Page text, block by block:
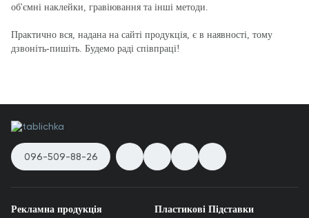
об'ємні наклейки, гравіювання та інші методи.
Практично вся, надана на сайті продукція, є в наявності, тому
дзвоніть-пишіть. Будемо раді співпраці!
096-509-88-26
Рекламна продукція
Пластикові Підставки